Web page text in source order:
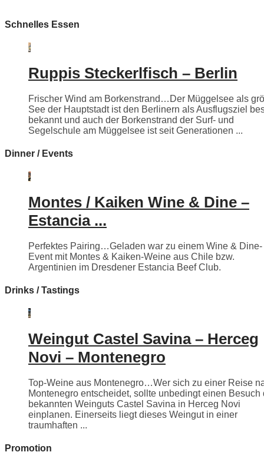
Schnelles Essen
Ruppis Steckerlfisch – Berlin
Frischer Wind am Borkenstrand…Der Müggelsee als
See der Hauptstadt ist den Berlinern als Ausflugsziel
bekannt und auch der Borkenstrand der Surf- und
Segelschule am Müggelsee ist seit Generationen ...
Dinner / Events
Montes / Kaiken Wine & Dine –
Estancia ...
Perfektes Pairing…Geladen war zu einem Wine & Dine-
Event mit Montes & Kaiken-Weine aus Chile bzw.
Argentinien im Dresdener Estancia Beef Club.
Drinks / Tastings
Weingut Castel Savina – Herceg
Novi – Montenegro
Top-Weine aus Montenegro…Wer sich zu einer Reise
Montenegro entscheidet, sollte unbedingt einen Besuch
bekannten Weinguts Castel Savina in Herceg Novi
einplanen. Einerseits liegt dieses Weingut in einer
traumhaften ...
Promotion